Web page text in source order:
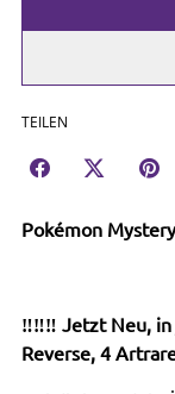
TEILEN
Pokémon
‼️‼️‼️ Jetzt Neu, in
Reverse, 4